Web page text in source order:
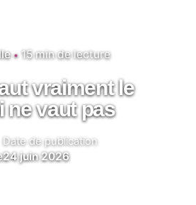
15 min de lecture
vraiment le
ne vaut pas
Date de publication
24 juin 2026